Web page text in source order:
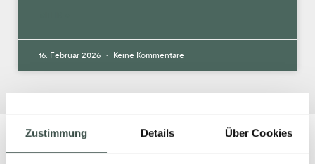
Zustimmung Details Über Cookies
16. Februar 2026 Keine Kommentare